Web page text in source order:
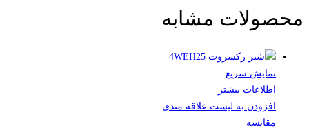
محصولات مشابه
نمایش سریع
اطلاعات بیشتر
افزودن به لیست علاقه مندی
مقایسه